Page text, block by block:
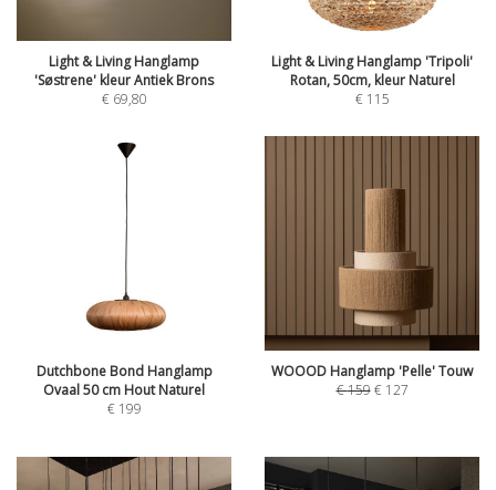
Light & Living Hanglamp
'Søstrene' kleur Antiek Brons
€ 69,80
Light & Living Hanglamp 'Tripoli'
Rotan, 50cm, kleur Naturel
€ 115
Dutchbone Bond Hanglamp
Ovaal 50 cm Hout Naturel
€ 199
WOOOD Hanglamp 'Pelle' Touw
€159 € 127